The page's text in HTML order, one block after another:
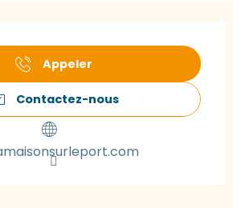
Appeler
Contactez-nous